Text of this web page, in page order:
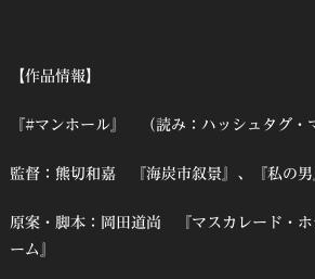
【作品情報】
『#マンホール』 （読み：ハッシュタグ・
監督：熊切和嘉 『海炭市叙景』、『私の
原案・脚本：岡田道尚 『マスカレード・
ーム』